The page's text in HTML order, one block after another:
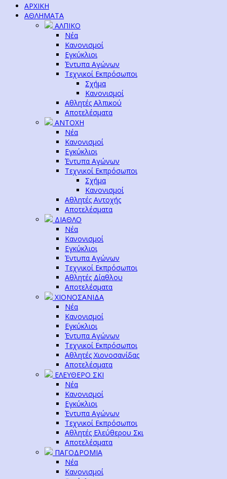
ΑΡΧΙΚΗ
ΑΘΛΗΜΑΤΑ
ΑΛΠΙΚΟ
Νέα
Κανονισμοί
Εγκύκλιοι
Έντυπα Αγώνων
Τεχνικοί Εκπρόσωποι
Σχήμα
Κανονισμοί
Αθλητές Αλπικού
Αποτελέσματα
ΑΝΤΟΧΗ
Νέα
Κανονισμοί
Εγκύκλιοι
Έντυπα Αγώνων
Τεχνικοί Εκπρόσωποι
Σχήμα
Κανονισμοί
Αθλητές Αντοχής
Αποτελέσματα
ΔΙΑΘΛΟ
Νέα
Κανονισμοί
Εγκύκλιοι
Έντυπα Αγώνων
Τεχνικοί Εκπρόσωποι
Αθλητές Δίαθλου
Αποτελέσματα
ΧΙΟΝΟΣΑΝΙΔΑ
Νέα
Κανονισμοί
Εγκύκλιοι
Έντυπα Αγώνων
Τεχνικοί Εκπρόσωποι
Αθλητές Χιονοσανίδας
Αποτελέσματα
ΕΛΕΥΘΕΡΟ ΣΚΙ
Νέα
Κανονισμοί
Εγκύκλιοι
Έντυπα Αγώνων
Τεχνικοί Εκπρόσωποι
Αθλητές Ελεύθερου Σκι
Αποτελέσματα
ΠΑΓΟΔΡΟΜΙΑ
Νέα
Κανονισμοί